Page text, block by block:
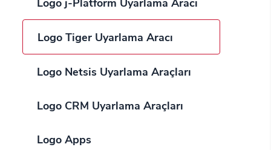
Logo j-Platform Uyarlama Aracı
Logo Tiger Uyarlama Aracı
Logo Netsis Uyarlama Araçları
Logo CRM Uyarlama Araçları
Logo Apps